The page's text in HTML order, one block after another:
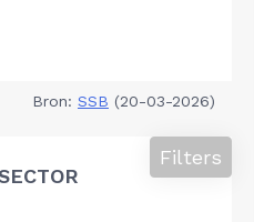
Bron: SSB (20-03-2026)
Filters